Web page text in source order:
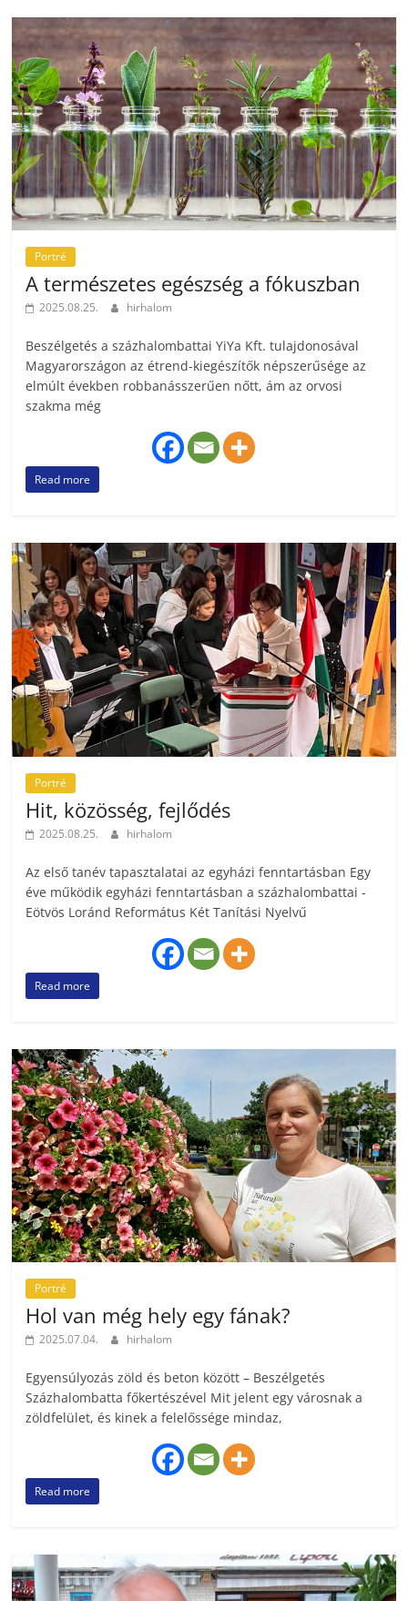
Portré
A természetes egészség a fókuszban
2025.08.25. hirhalom
Beszélgetés a százhalombattai YiYa Kft. tulajdonosával
Magyarországon az étrend-kiegészítők népszerűsége az
elmúlt években robbanásszerűen nőtt, ám az orvosi
szakma még
Read more
Portré
Hit, közösség, fejlődés
2025.08.25. hirhalom
Az első tanév tapasztalatai az egyházi fenntartásban Egy
éve működik egyházi fenntartásban a százhalombattai ­
Eötvös Loránd Református Két Tanítási Nyelvű
Read more
Portré
Hol van még hely egy fának?
2025.07.04. hirhalom
Egyensúlyozás zöld és beton között – Beszélgetés
Százhalombatta főkertészével Mit jelent egy városnak a
zöldfelület, és kinek a felelőssége mindaz,
Read more